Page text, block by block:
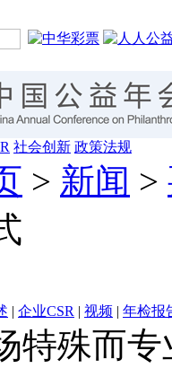
社会创新 政策法规
> 新闻 >
| 企业CSR | 视频 | 年检报
特殊而